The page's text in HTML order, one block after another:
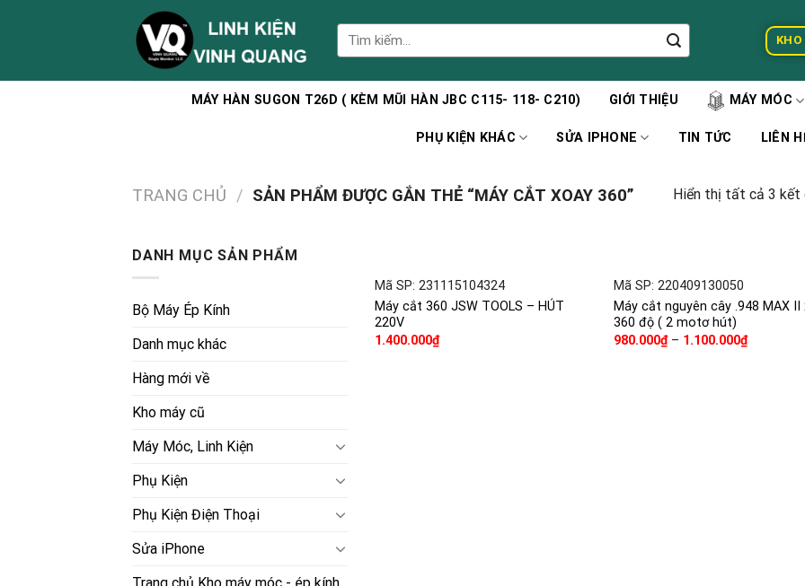
Tìm
kiếm:
MÁY HÀN SUGON T26D ( KÈM MŨI HÀN JBC C115- 118- C210) GIỚI THIỆU MÁY MÓC
PHỤ KIỆN KHÁC SỬA IPHONE TIN TỨC LIÊN
TRANG CHỦ / SẢN PHẨM ĐƯỢC GẮN THẺ “MÁY CẮT XOAY 360” Hiển thị tất cả 3 kết
DANH MỤC SẢN PHẨM
Bộ Máy Ép Kính
Danh mục khác
Hàng mới về
Kho máy cũ
Máy Móc, Linh Kiện
Phụ Kiện
Phụ Kiện Điện Thoại
Sửa iPhone
Mã SP: 231115104324
Máy cắt 360 JSW TOOLS – HÚT
220V
1.400.000₫
Mã SP: 220409130050
Máy cắt nguyên cây .948 MAX II
360 độ ( 2 motơ hút)
980.000₫– 1.100.000₫